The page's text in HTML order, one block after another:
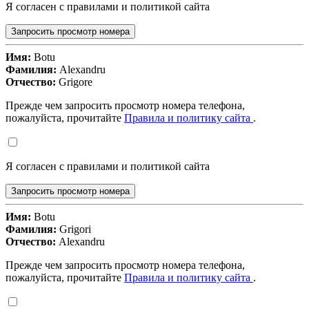
Я согласен с правилами и политикой сайта
Запросить просмотр номера
Имя: Botu
Фамилия: Alexandru
Отчество: Grigore
Прежде чем запросить просмотр номера телефона,
пожалуйста, прочитайте Правила и политику сайта .
Я согласен с правилами и политикой сайта
Запросить просмотр номера
Имя: Botu
Фамилия: Grigori
Отчество: Alexandru
Прежде чем запросить просмотр номера телефона,
пожалуйста, прочитайте Правила и политику сайта .